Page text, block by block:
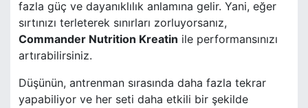
fazla güç ve dayanıklılık anlamına gelir. Yani, eğer
sırtınızı terleterek sınırları zorluyorsanız,
Commander Nutrition Kreatin ile performansınızı
artırabilirsiniz.
Düşünün, antrenman sırasında daha fazla tekrar
yapabiliyor ve her seti daha etkili bir şekilde